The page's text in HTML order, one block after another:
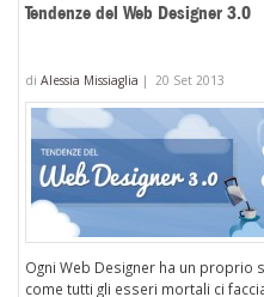
Tendenze del Web Designer 3.0
di Alessia Missiaglia | 20 Set 2013
Ogni Web Designer ha un proprio
come tutti gli esseri mortali ci